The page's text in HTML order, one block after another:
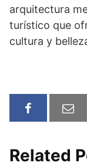
arquitectura
turístico que
cultura y
Related